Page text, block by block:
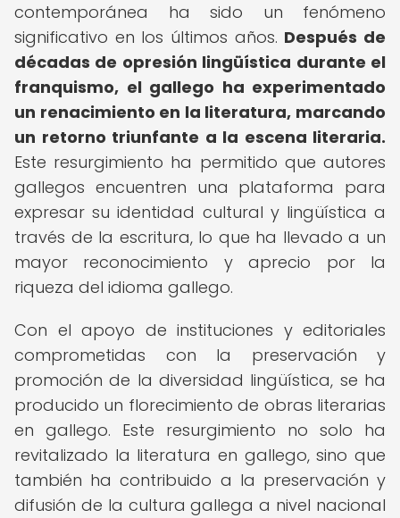
contemporánea ha sido un fenómeno
significativo en los últimos años. Después de
décadas de opresión lingüística durante el
franquismo, el gallego ha experimentado
un renacimiento en la literatura, marcando
un retorno triunfante a la escena literaria.
Este resurgimiento ha permitido que autores
gallegos encuentren una plataforma para
expresar su identidad cultural y lingüística a
través de la escritura, lo que ha llevado a un
mayor reconocimiento y aprecio por la
riqueza del idioma gallego.
Con el apoyo de instituciones y editoriales
comprometidas con la preservación y
promoción de la diversidad lingüística, se ha
producido un florecimiento de obras literarias
en gallego. Este resurgimiento no solo ha
revitalizado la literatura en gallego, sino que
también ha contribuido a la preservación y
difusión de la cultura gallega a nivel nacional